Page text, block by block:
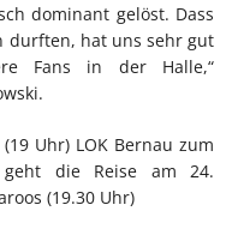
dominant gelöst. Dass
durften, hat uns sehr gut
Fans in der Halle,“
Uhr) LOK Bernau zum
geht die Reise am 24.
(19.30 Uhr)